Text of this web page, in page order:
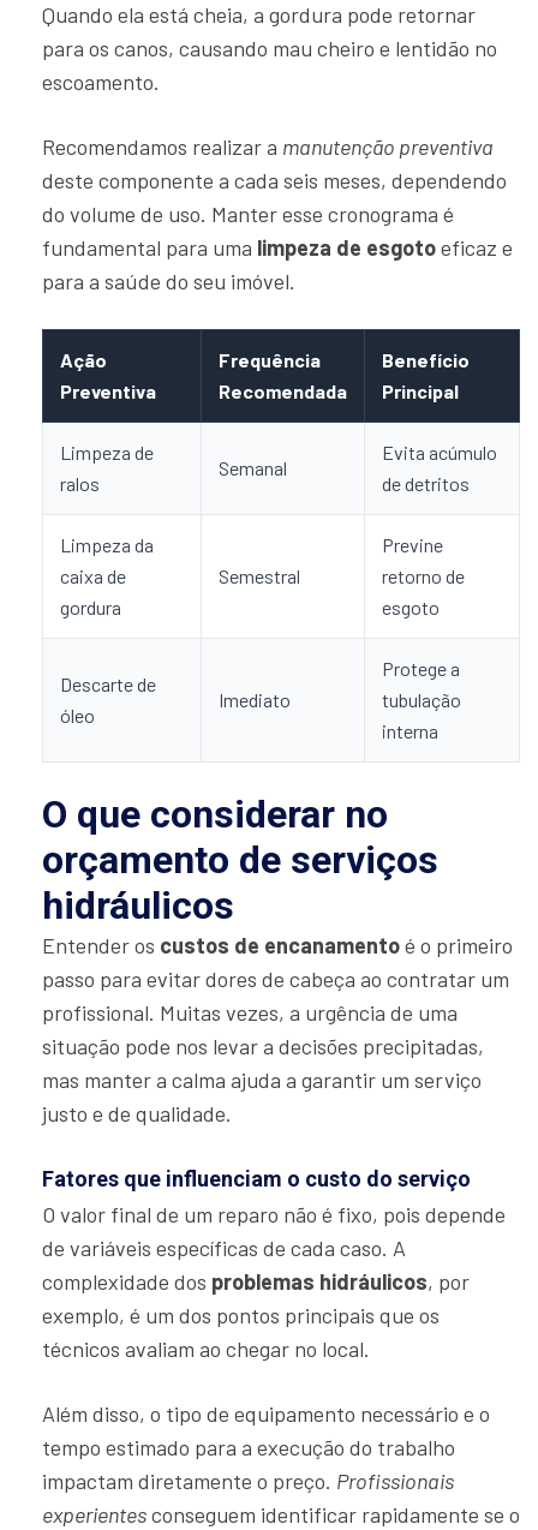
Quando ela está cheia, a gordura pode retornar
para os canos, causando mau cheiro e lentidão no
escoamento.
Recomendamos realizar a manutenção preventiva
deste componente a cada seis meses, dependendo
do volume de uso. Manter esse cronograma é
fundamental para uma limpeza de esgotoeficaz e
para a saúde do seu imóvel.
Ação
Preventiva
Frequência
Recomendada
Benefício
Principal
Limpeza de
ralos
Semanal
Evita acúmulo
de detritos
Limpeza da
caixa de
gordura
Semestral
Previne
retorno de
esgoto
Descarte de
óleo
Imediato
Protege a
tubulação
interna
O que considerar no
orçamento de serviços
hidráulicos
Entender os custos de encanamentoé o primeiro
passo para evitar dores de cabeça ao contratar um
profissional. Muitas vezes, a urgência de uma
situação pode nos levar a decisões precipitadas,
mas manter a calma ajuda a garantir um serviço
justo e de qualidade.
Fatores que influenciam o custo do serviço
O valor final de um reparo não é fixo, pois depende
de variáveis específicas de cada caso. A
complexidade dos problemas hidráulicos, por
exemplo, é um dos pontos principais que os
técnicos avaliam ao chegar no local.
Além disso, o tipo de equipamento necessário e o
tempo estimado para a execução do trabalho
impactam diretamente o preço. Profissionais
experientesconseguem identificar rapidamente se o